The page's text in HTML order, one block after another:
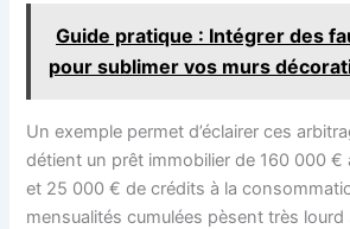
Guide pratique : Intégrer des
pour sublimer vos murs
Un exemple permet d’éclairer ces
détient un prêt immobilier de 160 000 €
et 25 000 € de crédits à la
mensualités cumulées pèsent très